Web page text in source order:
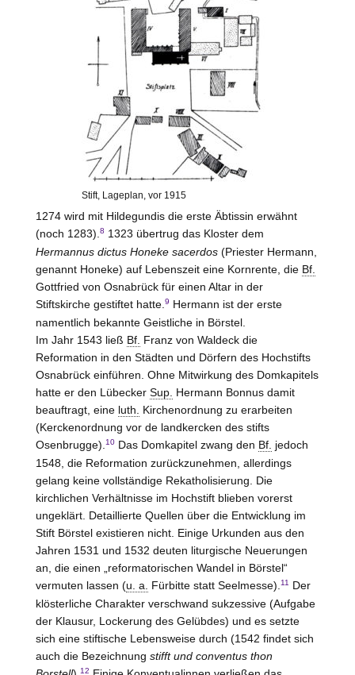
Stift, Lageplan, vor 1915
1274 wird mit Hildegundis die erste Äbtissin erwähnt
(noch 1283).8 1323 übertrug das Kloster dem
Hermannus dictus Honeke sacerdos(Priester Hermann,
genannt Honeke) auf Lebenszeit eine Kornrente, die Bf.
Gottfried von Osnabrückfür einen Altar in der
Stiftskirche gestiftet hatte.9 Hermann ist der erste
namentlich bekannte Geistliche in Börstel.
Im Jahr 1543 ließ Bf. Franz von Waldeck die
Reformation in den Städten und Dörfern des Hochstifts
Osnabrück einführen. Ohne Mitwirkung des Domkapitels
hatte er den Lübecker Sup. Hermann Bonnus damit
beauftragt, eine luth. Kirchenordnung zu erarbeiten
(Kerckenordnung vor de landkercken des stifts
Osenbrugge).10Das Domkapitel zwang den Bf. jedoch
1548, die Reformation zurückzunehmen, allerdings
gelang keine vollständige Rekatholisierung. Die
kirchlichen Verhältnisse im Hochstift blieben vorerst
ungeklärt. Detaillierte Quellen über die Entwicklung im
Stift Börstel existieren nicht. Einige Urkunden aus den
Jahren 1531 und 1532 deuten liturgische Neuerungen
an, die einen „reformatorischen Wandel in Börstel“
vermuten lassen (u. a. Fürbitte statt Seelmesse).11
Der
klösterliche Charakter verschwand sukzessive (Aufgabe
der Klausur, Lockerung des Gelübdes) und es setzte
sich eine stiftische Lebensweise durch (1542 findet sich
auch die Bezeichnung stifft und conventus thon
12